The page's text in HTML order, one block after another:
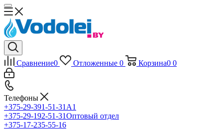
Сравнение0 Отложенные 0 Корзина0 0
Телефоны
+375-29-391-51-31 A1
+375-29-192-51-31Оптовый отдел
+375-17-235-55-16